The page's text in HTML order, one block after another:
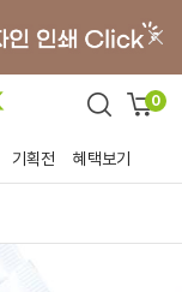
0
기획전 혜택보기